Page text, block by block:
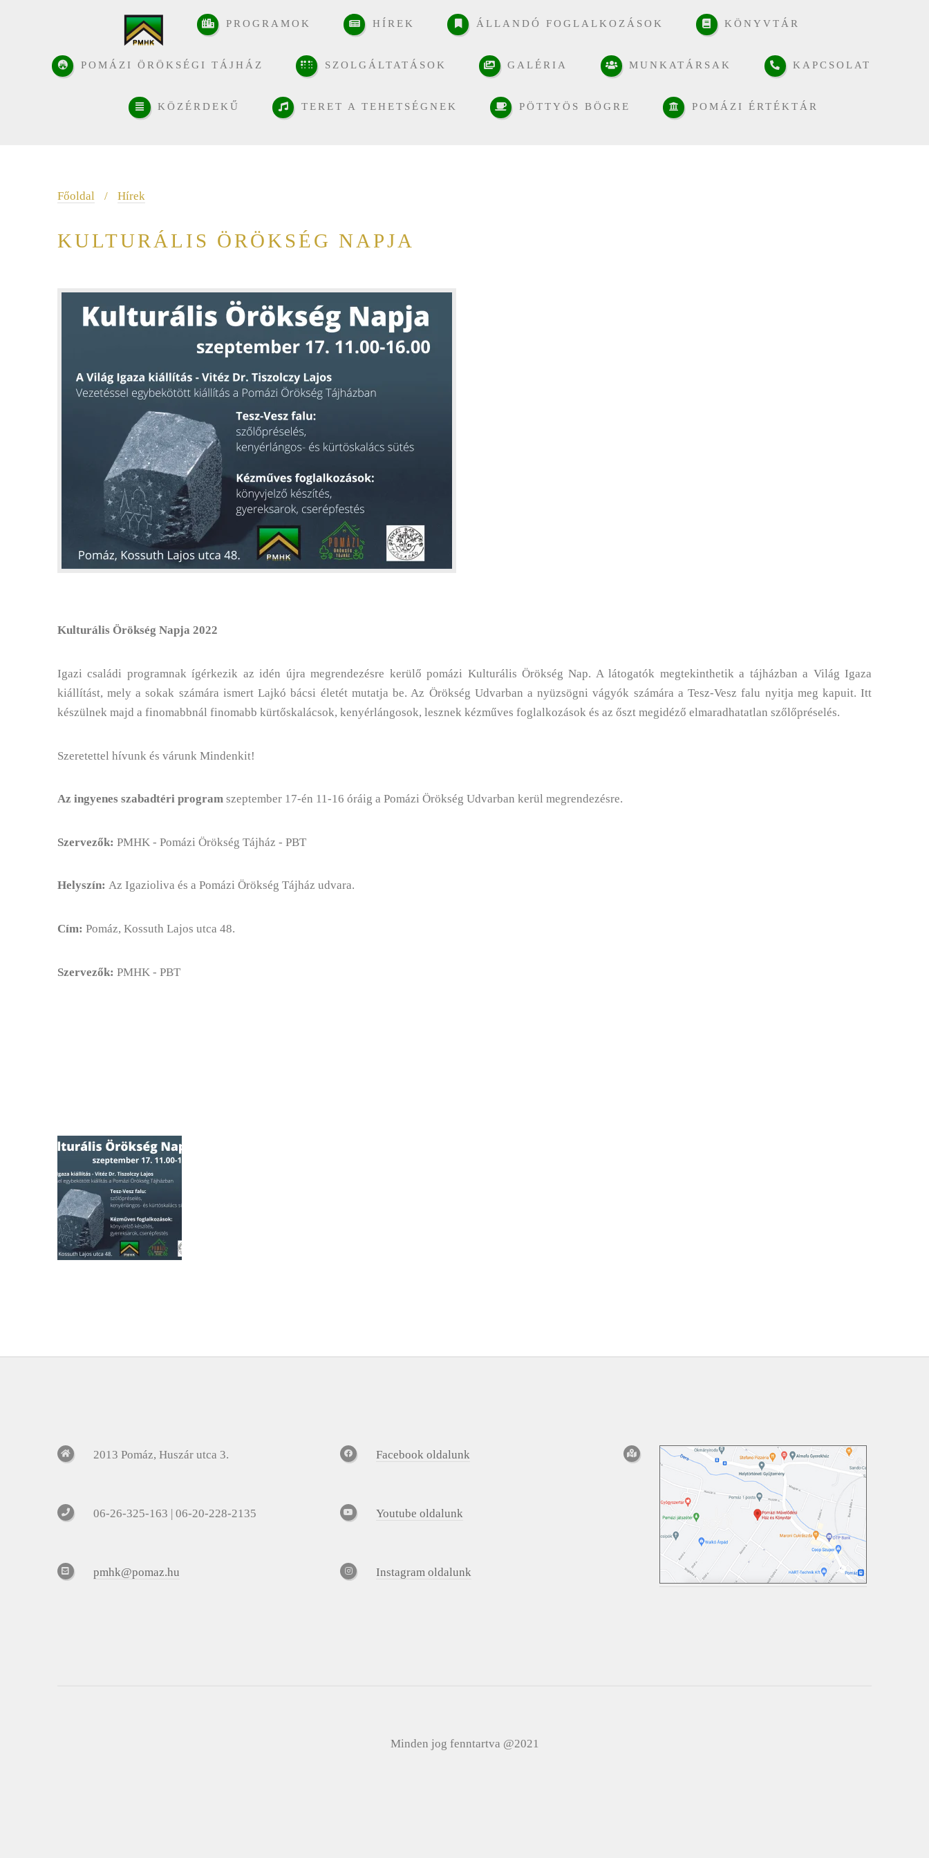
PROGRAMOK HÍREK ÁLLANDÓ FOGLALKOZÁSOK KÖNYVTÁR
POMÁZI ÖRÖKSÉGI TÁJHÁZ SZOLGÁLTATÁSOK GALÉRIA MUNKATÁRSAK KAPCSOLAT
KÖZÉRDEKŰ TERET A TEHETSÉGNEK PÖTTYÖS BÖGRE POMÁZI ÉRTÉKTÁR
Főoldal / Hírek
KULTURÁLIS ÖRÖKSÉG NAPJA
Kulturális Örökség Napja 2022
Igazi családi programnak ígérkezik az idén újra megrendezésre kerülő pomázi Kulturális Örökség Nap. A látogatók megtekinthetik a tájházban a Világ Igaza
kiállítást, mely a sokak számára ismert Lajkó bácsi életét mutatja be. Az Örökség Udvarban a nyüzsögni vágyók számára a Tesz-Vesz falu nyitja meg kapuit. Itt
készülnek majd a finomabbnál finomabb kürtőskalácsok, kenyérlángosok, lesznek kézműves foglalkozások és az őszt megidéző elmaradhatatlan szőlőpréselés.
Szeretettel hívunk és várunk Mindenkit!
Az ingyenes szabadtéri programszeptember 17-én 11-16 óráig a Pomázi Örökség Udvarban kerül megrendezésre.
Szervezők: PMHK - Pomázi Örökség Tájház - PBT
Helyszín: Az Igazioliva és a Pomázi Örökség Tájház udvara.
Cím: Pomáz, Kossuth Lajos utca 48.
Szervezők: PMHK - PBT
2013 Pomáz, Huszár utca 3.
06-26-325-163 | 06-20-228-2135
pmhk@pomaz.hu
Facebook oldalunk
Youtube oldalunk
Instagram oldalunk
Minden jog fenntartva @2021